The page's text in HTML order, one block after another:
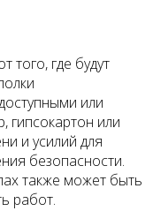
того, где будут
или
гипсокартон или
и усилий для
безопасности.
также может быть
работ.